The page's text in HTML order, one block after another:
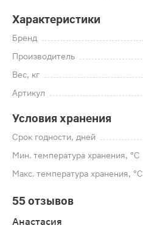
Характеристики
Бренд
Производитель
Вес, кг
Артикул
Условия хранения
Срок годности, дней
Мин. температура хранения, °C
Макс. температура хранения, °C
55 отзывов
Анастасия